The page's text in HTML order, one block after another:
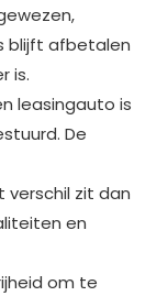
blijft afbetalen
is.
leasingauto is
De
verschil zit dan
en
om te